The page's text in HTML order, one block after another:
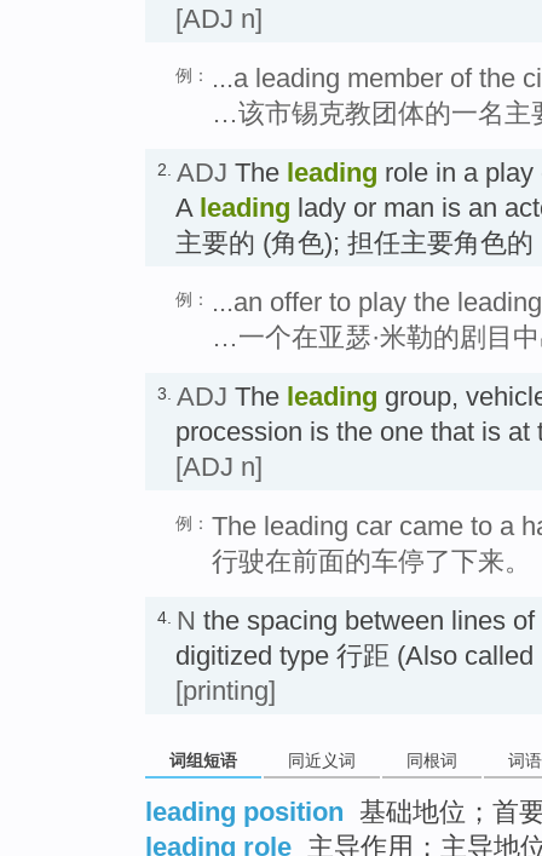
[ADJ n]
例：
...a leading member of the
…该市锡克教团体的一名主
2. ADJ The leading role in a
A leading lady or man is an
主要的 (角色); 担任主要角色的
例：
...an offer to play the
…一个在亚瑟·米勒的剧目
3. ADJ The leading group,
procession is the one that is at
[ADJ n]
例： The leading car came to a
行驶在前面的车停了下来。
4. N the spacing between lines
digitized type 行距 (Also
[printing]
词组短语 同近义词 同根词 词
leading position 基础地位；首
leading role 主导作用；主导地